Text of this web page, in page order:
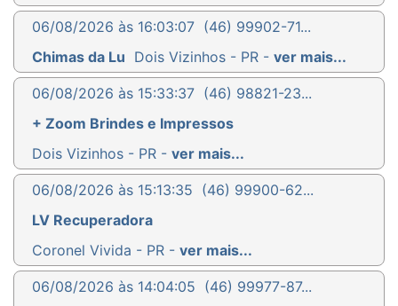
06/08/2026 às 16:03:07 (46) 99902-71...
Chimas da Lu Dois Vizinhos - PR - ver mais...
06/08/2026 às 15:33:37 (46) 98821-23...
+ Zoom Brindes e Impressos
Dois Vizinhos - PR - ver mais...
06/08/2026 às 15:13:35 (46) 99900-62...
LV Recuperadora
Coronel Vivida - PR - ver mais...
06/08/2026 às 14:04:05 (46) 99977-87...